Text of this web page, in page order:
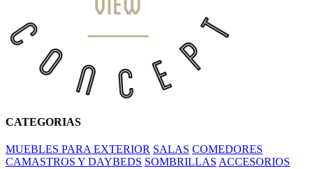
CATEGORIAS
MUEBLES PARA EXTERIOR SALAS COMEDORES
CAMASTROS Y DAYBEDS SOMBRILLAS ACCESORIOS